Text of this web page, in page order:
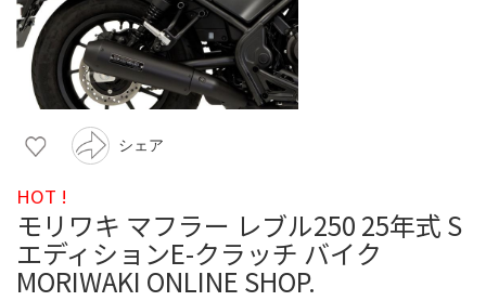
シェア
HOT !
モリワキ マフラー レブル250 25年式 S
エディションE-クラッチ バイク
MORIWAKI ONLINE SHOP.